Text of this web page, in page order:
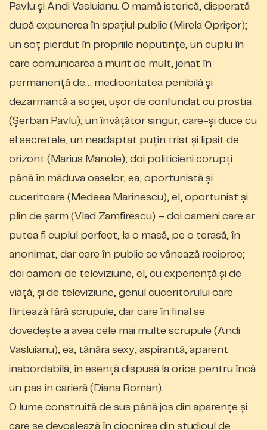
Pavlu și Andi Vasluianu. O mamă isterică, disperată
după expunerea în spațiul public (Mirela Oprișor);
un soț pierdut în propriile neputințe, un cuplu în
care comunicarea a murit de mult, jenat în
permanență de… mediocritatea penibilă și
dezarmantă a soției, ușor de confundat cu prostia
(Șerban Pavlu); un învățător singur, care-și duce cu
el secretele, un neadaptat puțin trist și lipsit de
orizont (Marius Manole); doi politicieni corupți
până în măduva oaselor, ea, oportunistă și
cuceritoare (Medeea Marinescu), el, oportunist și
plin de șarm (Vlad Zamfirescu) – doi oameni care ar
putea fi cuplul perfect, la o masă, pe o terasă, în
anonimat, dar care în public se vânează reciproc;
doi oameni de televiziune, el, cu experiență și de
viață, și de televiziune, genul cuceritorului care
flirtează fără scrupule, dar care în final se
dovedește a avea cele mai multe scrupule (Andi
Vasluianu), ea, tânăra sexy, aspirantă, aparent
inabordabilă, în esență dispusă la orice pentru încă
un pas în carieră (Diana Roman).
O lume construită de sus până jos din aparențe și
care se devoalează în ciocnirea din studioul de